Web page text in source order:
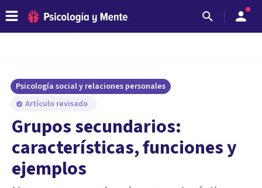
Psicología social y relaciones personales
Artículo revisado
Grupos secundarios:
características, funciones y
ejemplos